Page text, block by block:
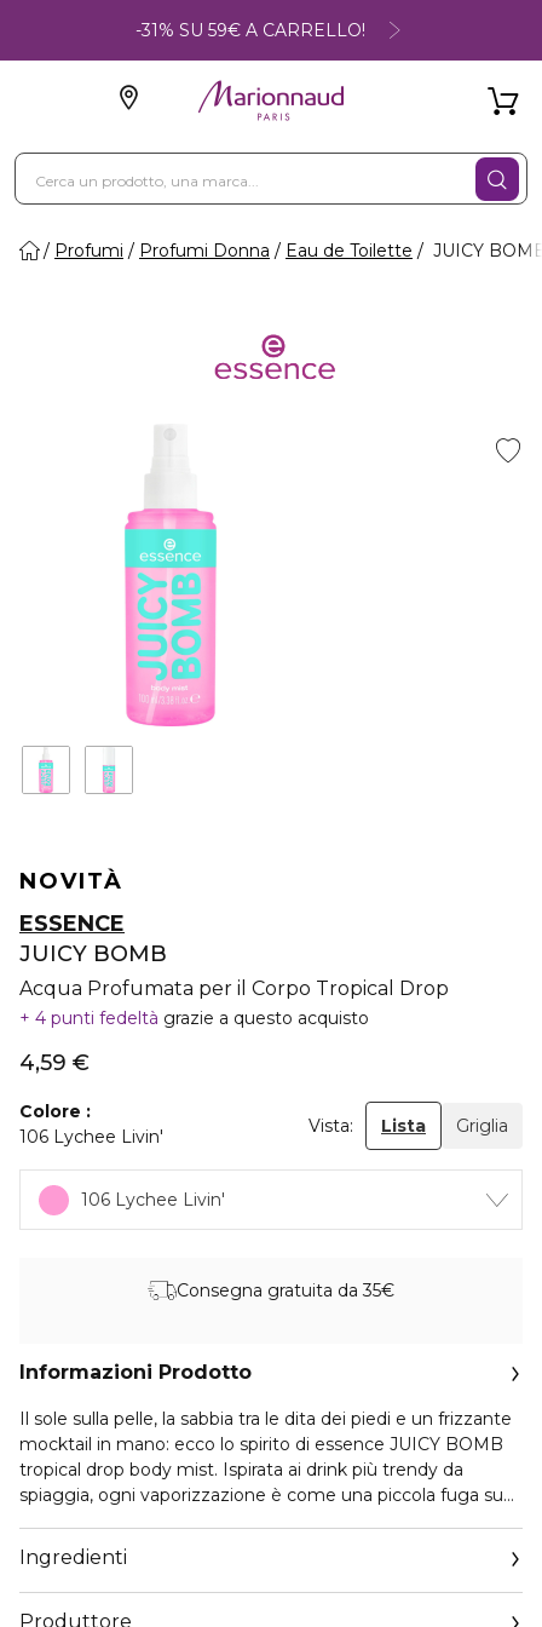
-31% SU 59€ A CARRELLO!
Profumi Profumi Donna Eau de Toilette JUICY
NOVITÀ
ESSENCE
JUICY BOMB
Acqua Profumata per il Corpo Tropical Drop
4 punti fedeltà grazie a questo acquisto
4,59 €
Colore
106 Lychee Livin'
Vista: Lista Griglia
106 Lychee Livin'
Consegna gratuita da 35€
Informazioni Prodotto
Il sole sulla pelle, la sabbia tra le dita dei piedi e un frizzante
mocktail in mano: ecco lo spirito di essence JUICY BOMB
tropical drop body mist. Ispirata ai drink più trendy da
spiaggia, ogni vaporizzazione è come una piccola fuga su
finale perfetto per giornate spensierate, pelle luminosa e
momenti feel-good ovunque tu sia.
Formato 100ml
Ingredienti
Produttore